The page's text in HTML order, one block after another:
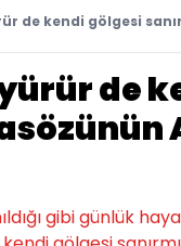
de kendi gölgesi
de
gibi günlük